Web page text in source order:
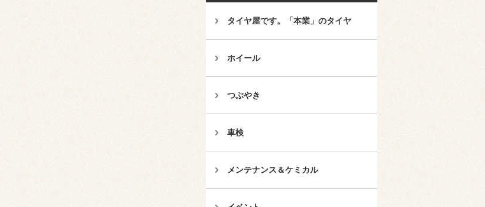
タイヤ屋です。「本業」のタイヤ
ホイール
つぶやき
車検
メンテナンス＆ケミカル